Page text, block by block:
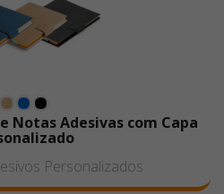
Notas Adesivas com Capa
Personalizados